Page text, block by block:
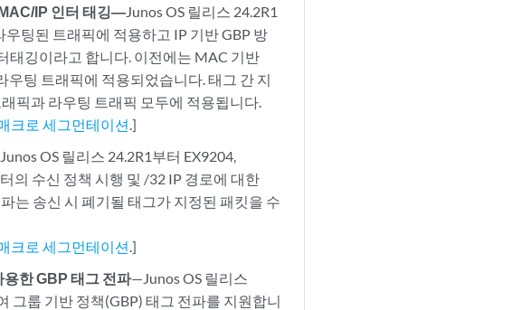
IP 인터 태깅—Junos OS 릴리스 24.2R1
팅된 트래픽에 적용하고 IP 기반 GBP 방
태깅이라고 합니다. 이전에는 MAC 기반
우팅 트래픽에 적용되었습니다. 태그 간 지
픽과 라우팅 트래픽 모두에 적용됩니다.
크로 세그먼테이션.]
OS 릴리스 24.2R1부터 EX9204,
의 수신 정책 시행 및 /32 IP 경로에 대한
는 송신 시 폐기될 태그가 지정된 패킷을 수
크로 세그먼테이션.]
한 GBP 태그 전파—Junos OS 릴리스
그룹 기반 정책(GBP) 태그 전파를 지원합니